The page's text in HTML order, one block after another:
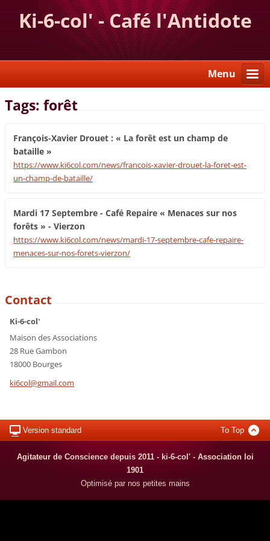
Ki-6-col' - Café l'Antidote
Menu
Tags: forêt
François-Xavier Drouet : « La forêt est un champ de
bataille »
https://www.ki6col.com/news/francois-xavier-drouet-la-foret-est-
un-champ-de-bataille/
Mardi 17 Septembre - Café Repaire « Menaces sur nos
forêts » - Vierzon
https://www.ki6col.com/news/mardi-17-septembre-cafe-repaire-
menaces-sur-nos-forets-vierzon/
Contact
Ki-6-col'
Maison des Associations
28 Rue Gambon
18000 Bourges
ki6col@gmail.com
Version standard To Top
Agitateur de Conscience depuis 2011 - ki-6-col' - Association loi
1901
Optimisé par nos petites mains